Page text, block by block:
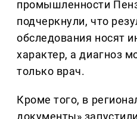
промышленности
подчеркнули, что
обследования носят
характер, а диагноз
только врач.
Кроме того, в
документы»